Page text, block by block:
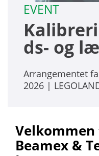
EVENT
ds- og
Arrangementet
2026 |
Velkommen
Beamex &